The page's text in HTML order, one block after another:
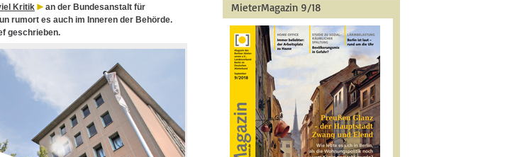
Kritik
an der Bundesanstalt für
rumort es auch im Inneren der Behörde.
geschrieben.
MieterMagazin 9/18